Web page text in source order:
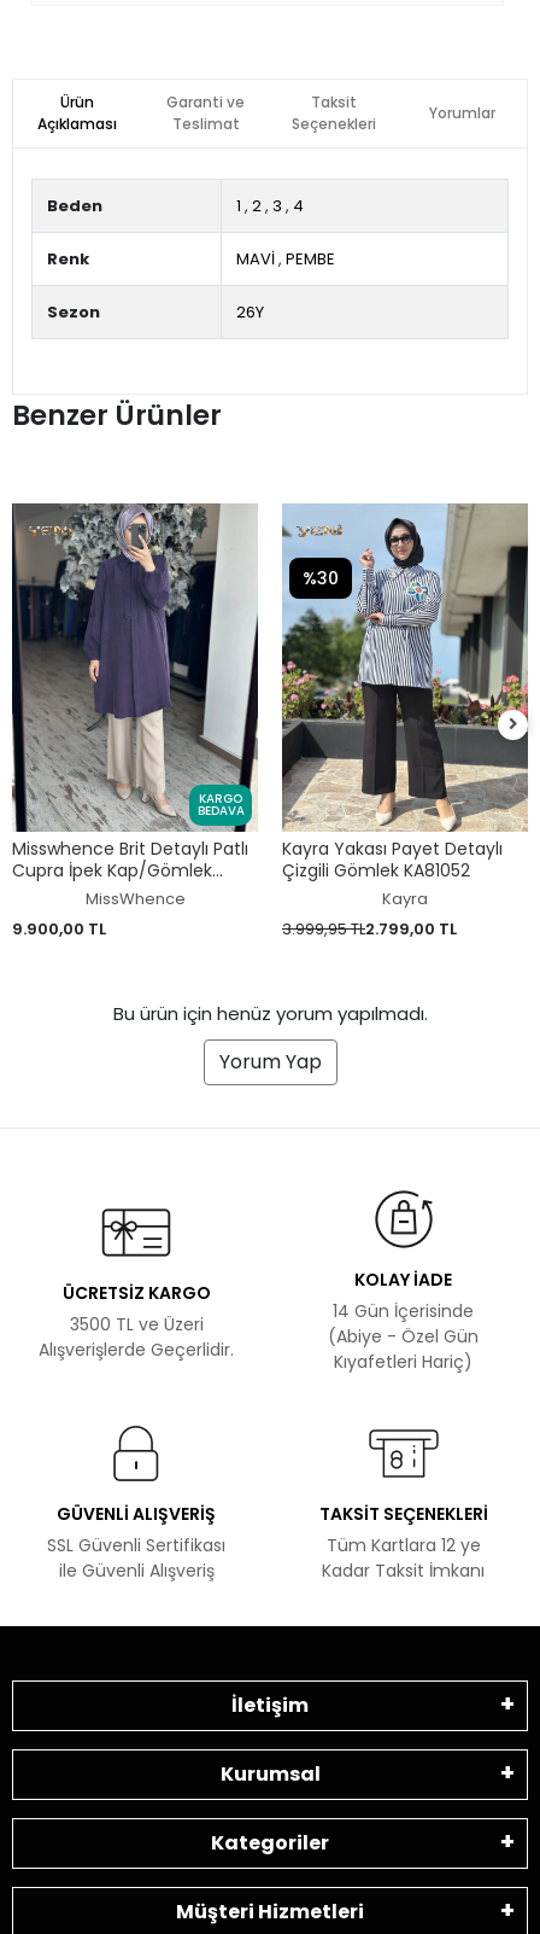
Ürün
Açıklaması
Garanti ve
Teslimat
Taksit
Seçenekleri
Yorumlar
Beden 1 , 2, 3 , 4
Renk MAVİ, PEMBE
Sezon 26Y
Benzer Ürünler
KARGO
BEDAVA
Misswhence Brit Detaylı Patlı
Cupra İpek Kap/Gömlek
MissWhence
9.900,00 TL
Kayra Yakası Payet Detaylı
Çizgili Gömlek KA81052
Kayra
3.999,95 TL2.799,00 TL
%30
Bu ürün için henüz yorum yapılmadı.
Yorum Yap
ÜCRETSİZ KARGO
3500 TL ve Üzeri
Alışverişlerde Geçerlidir.
KOLAY İADE
14 Gün İçerisinde
(Abiye - Özel Gün
Kıyafetleri Hariç)
GÜVENLİ ALIŞVERİŞ
SSL Güvenli Sertifikası
ile Güvenli Alışveriş
TAKSİT SEÇENEKLERİ
Tüm Kartlara 12 ye
Kadar Taksit İmkanı
İletişim
Kurumsal
Kategoriler
Müşteri Hizmetleri